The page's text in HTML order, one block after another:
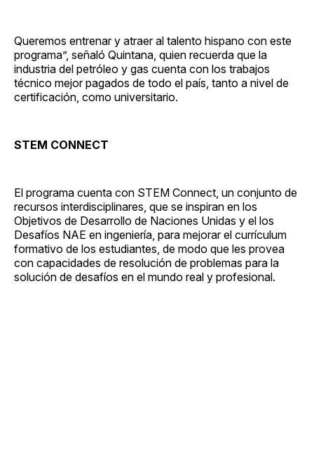
Queremos entrenar y atraer al talento hispano con este
programa”, señaló Quintana, quien recuerda que la
industria del petróleo y gas cuenta con los trabajos
técnico mejor pagados de todo el país, tanto a nivel de
certificación, como universitario.
STEM CONNECT
El programa cuenta con STEM Connect, un conjunto de
recursos interdisciplinares, que se inspiran en los
Objetivos de Desarrollo de Naciones Unidas y el los
Desafíos NAE en ingeniería, para mejorar el currículum
formativo de los estudiantes, de modo que les provea
con capacidades de resolución de problemas para la
solución de desafíos en el mundo real y profesional.